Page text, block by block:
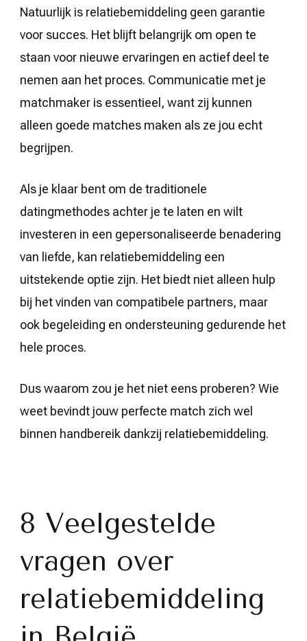
Natuurlijk is relatiebemiddeling geen garantie
voor succes. Het blijft belangrijk om open te
staan voor nieuwe ervaringen en actief deel te
nemen aan het proces. Communicatie met je
matchmaker is essentieel, want zij kunnen
alleen goede matches maken als ze jou echt
begrijpen.
Als je klaar bent om de traditionele
datingmethodes achter je te laten en wilt
investeren in een gepersonaliseerde benadering
van liefde, kan relatiebemiddeling een
uitstekende optie zijn. Het biedt niet alleen hulp
bij het vinden van compatibele partners, maar
ook begeleiding en ondersteuning gedurende het
hele proces.
Dus waarom zou je het niet eens proberen? Wie
weet bevindt jouw perfecte match zich wel
binnen handbereik dankzij relatiebemiddeling.
8 Veelgestelde
vragen over
relatiebemiddeling